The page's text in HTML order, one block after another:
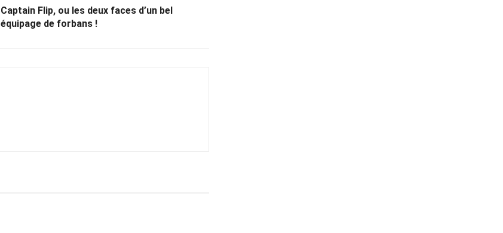
Captain Flip, ou les deux faces d’un bel
équipage de forbans !